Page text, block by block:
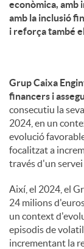
econòmica, amb
amb la inclusió
i reforça també
Grup Caixa
financers i
consecutiu la
2024, en un
evolució
focalitzat a
través d'un
Així, el 2024, el
24 milions
un context
episodis de
incrementant la